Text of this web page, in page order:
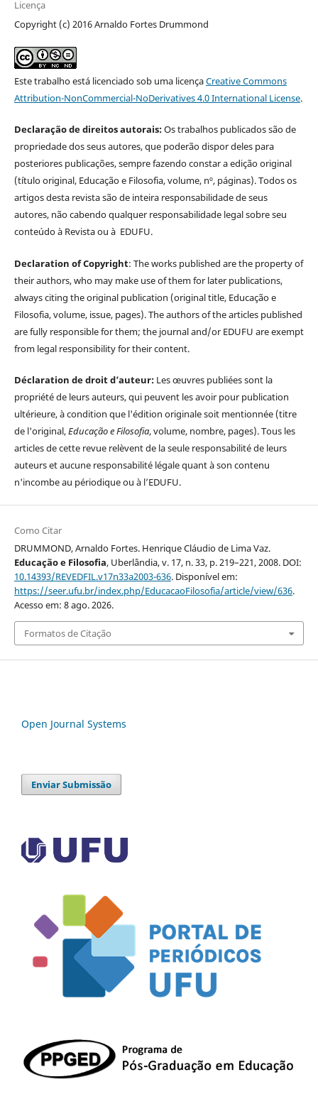
Licença
Copyright (c) 2016 Arnaldo Fortes Drummond
Este trabalho está licenciado sob uma licençaCreative Commons
Attribution-NonCommercial-NoDerivatives 4.0 International License.
Declaração de direitos autorais:Os trabalhos publicados são de
propriedade dos seus autores, que poderão dispor deles para
posteriores publicações, sempre fazendo constar a edição original
(título original, Educação e Filosofia, volume, nº, páginas). Todos os
artigos desta revista são de inteira responsabilidade de seus
autores, não cabendo qualquer responsabilidade legal sobre seu
conteúdo à Revista ou à EDUFU.
Declaration of Copyright: The works published are the property of
their authors, who may make use of them for later publications,
always citing the original publication (original title, Educação e
Filosofia, volume, issue, pages). The authors of the articles published
are fully responsible for them; the journal and/or EDUFU are exempt
from legal responsibility for their content.
Déclaration de droit d’auteur: Les œuvres publiées sont la
propriété de leurs auteurs, qui peuvent les avoir pour publication
ultérieure, à condition que l'édition originale soit mentionnée (titre
de l'original,Educação e Filosofia, volume, nombre, pages). Tous les
articles de cette revue relèvent de la seule responsabilité de leurs
auteurs et aucune responsabilité légale quant à son contenu
n'incombe au périodique ou à l’EDUFU.
Como Citar
DRUMMOND, Arnaldo Fortes. Henrique Cláudio de Lima Vaz.
Educação e Filosofia, Uberlândia, v. 17, n. 33, p. 219–221, 2008. DOI:
10.14393/REVEDFIL.v17n33a2003-636. Disponível em:
https://seer.ufu.br/index.php/EducacaoFilosofia/article/view/636.
Acesso em: 8 ago. 2026.
Formatos de Citação
Open Journal Systems
Enviar Submissão